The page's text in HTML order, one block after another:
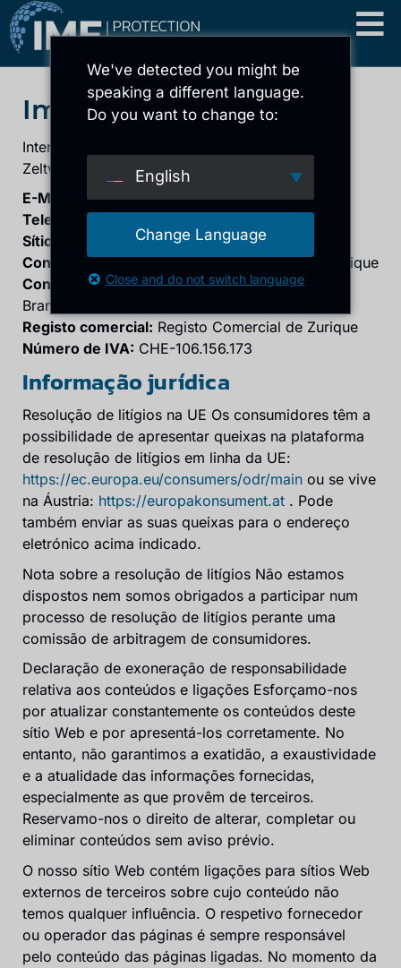
Impressão
International Metal Foam AG
Zeltweg 11, CH-8032 Zurique
E-Mail:
info@imf-ag.com
Telefone:
Sítio Web:
imf-ag.com
Conselho de Administração:Frank Schiffer, Zurique
Conselho de Administração:Dr. Dirk Zielke,
Brandenburg a. d. Havel
Registo comercial: Registo Comercial de Zurique
Número de IVA: CHE-106.156.173
Informação jurídica
Resolução de litígios na UE Os consumidores têm a
possibilidade de apresentar queixas na plataforma
de resolução de litígios em linha da UE:
https://ec.europa.eu/consumers/odr/main ou se vive
na Áustria: https://europakonsument.at . Pode
também enviar as suas queixas para o endereço
eletrónico acima indicado.
Nota sobre a resolução de litígios Não estamos
dispostos nem somos obrigados a participar num
processo de resolução de litígios perante uma
comissão de arbitragem de consumidores.
Declaração de exoneração de responsabilidade
relativa aos conteúdos e ligações Esforçamo-nos
por atualizar constantemente os conteúdos deste
sítio Web e por apresentá-los corretamente. No
entanto, não garantimos a exatidão, a exaustividade
e a atualidade das informações fornecidas,
especialmente as que provêm de terceiros.
Reservamo-nos o direito de alterar, completar ou
eliminar conteúdos sem aviso prévio.
O nosso sítio Web contém ligações para sítios Web
externos de terceiros sobre cujo conteúdo não
temos qualquer influência. O respetivo fornecedor
ou operador das páginas é sempre responsável
pelo conteúdo das páginas ligadas. No momento da
We've detected you might be
speaking a different language.
Do you want to change to:
English
Change Language
Close and do not switch language